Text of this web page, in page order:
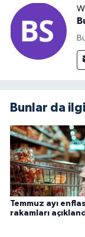
Bunlar da
Temmuz ayı
rakamları